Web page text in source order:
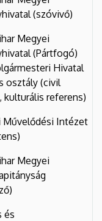
(szóvivő)
Megyei
(Pártfogó)
Hivatal
osztály (civil
kulturális referens)
Művelődési Intézet
Megyei
és